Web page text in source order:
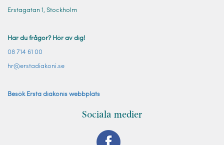
Erstagatan 1, Stockholm
Har du frågor? Hör av dig!
08 714 61 00
hr@erstadiakoni.se
Besök Ersta diakonis webbplats
Sociala medier